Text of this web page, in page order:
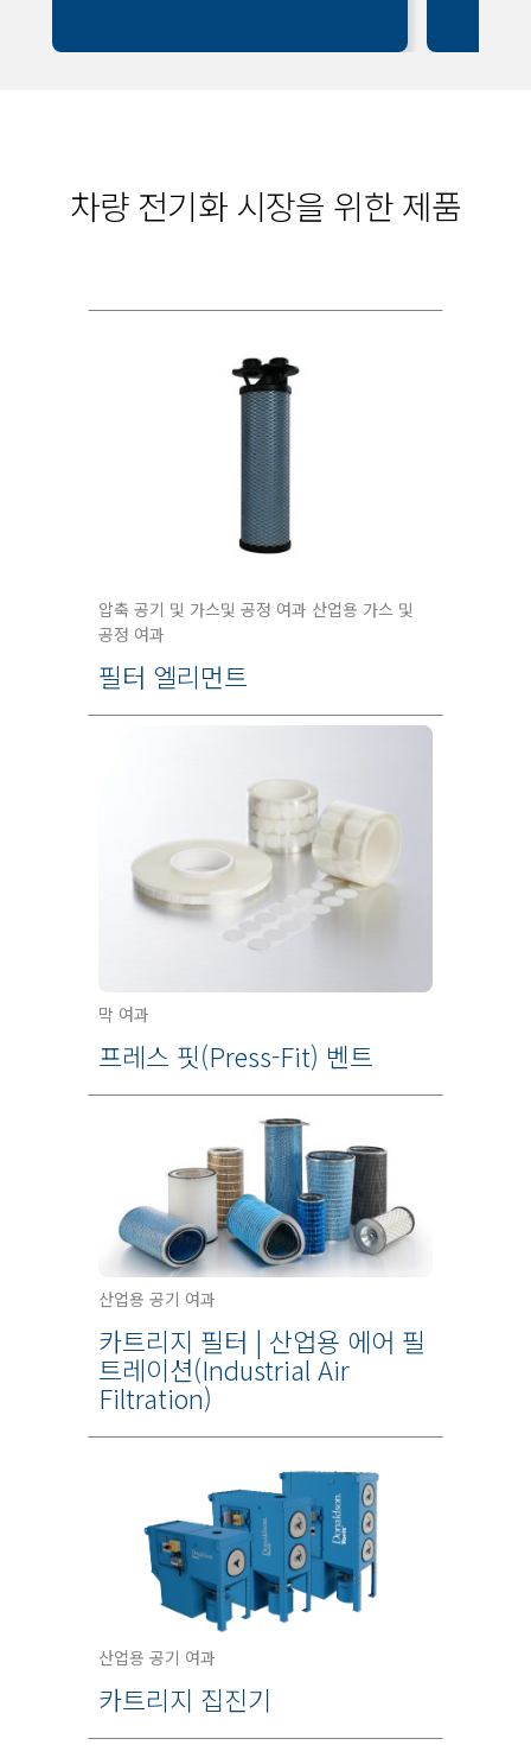
차량 전기화 시장을 위한 제품
압축 공기 및 가스및 공정 여과 산업용 가스 및
공정 여과
필터 엘리먼트
막 여과
프레스 핏(Press-Fit) 벤트
산업용 공기 여과
카트리지 필터 | 산업용 에어 필
트레이션(Industrial Air
Filtration)
산업용 공기 여과
카트리지 집진기